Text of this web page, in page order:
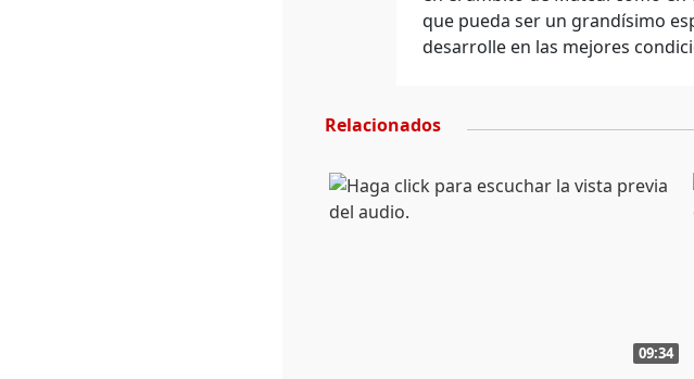
que pueda ser un grandísimo
desarrolle en las mejores
Relacionados
09:34